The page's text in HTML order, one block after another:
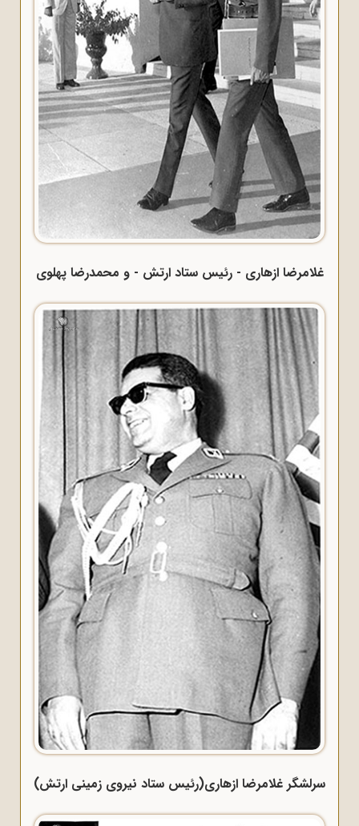
غلامرضا ازهاری - رئیس ستاد ارتش - و محمدرضا پهلوی
سرلشگر غلامرضا ازهاری(رئیس ستاد نیروی زمینی ارتش)